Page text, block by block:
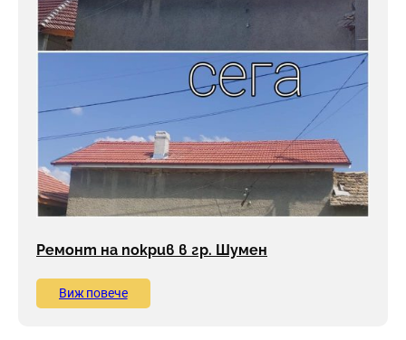
Ремонт на покрив в гр. Шумен
Виж повече